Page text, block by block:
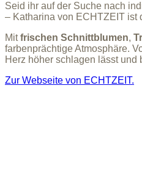
Seid ihr auf der Suche nach
– Katharina von ECHTZEIT ist
Mitfrischen Schnittblumen,
farbenprächtige Atmosphäre.
Herz höher schlagen lässt und
Zur Webseite von ECHTZEIT.